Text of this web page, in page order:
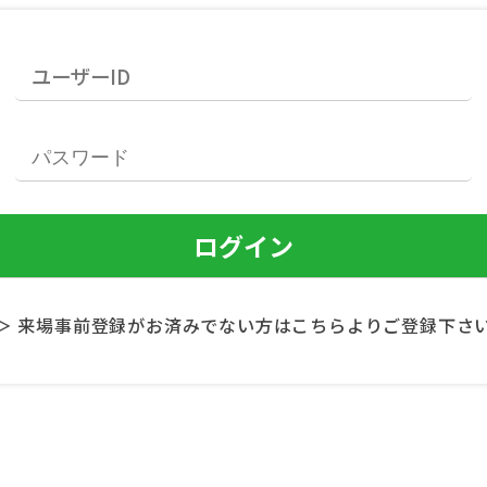
来場事前登録がお済みでない方はこちらよりご登録下さ